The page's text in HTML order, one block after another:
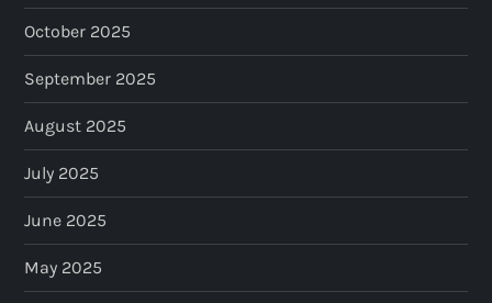
o
n
October 2025
September 2025
August 2025
July 2025
June 2025
May 2025